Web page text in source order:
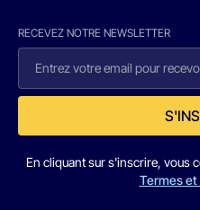
RECEVEZ NOTRE NEWSLETTER
En cliquant sur s'inscrire, vous
Termes